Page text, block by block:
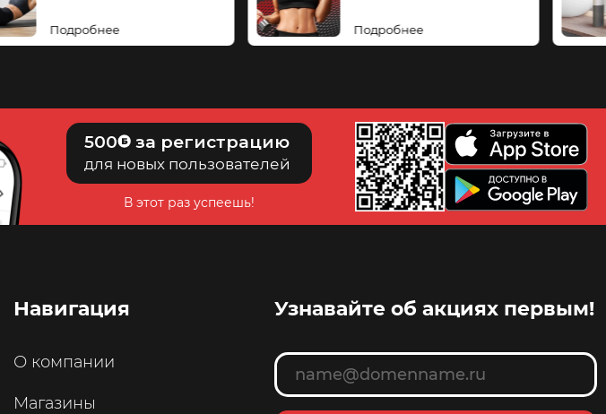
Подробнее Подробнее
500 за регистрацию
для новых пользователей
В этот раз успеешь!
Навигация
О компании
Магазины
Узнавайте об акциях первым!